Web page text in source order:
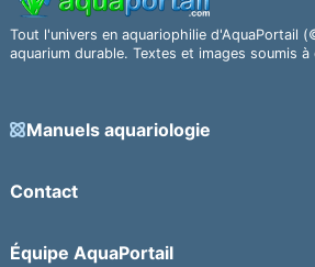
Tout l'univers en aquariophilie d'AquaPortail
aquarium durable. Textes et images soumis
Manuels aquariologie
Contact
Équipe AquaPortail